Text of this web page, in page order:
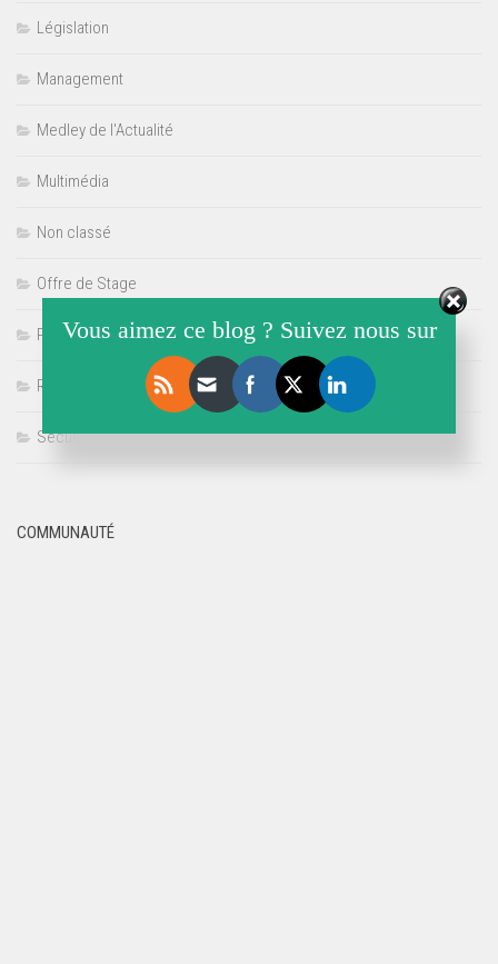
Législation
Management
Medley de l'Actualité
Multimédia
Non classé
Offre de Stage
Politique
Référencement
Sécurité
COMMUNAUTÉ
Vous aimez ce blog ? Suivez nous sur